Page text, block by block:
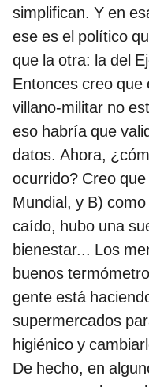
simplifican. Y en
ese es el político
que la otra: la del
Entonces creo que
villano-militar no
eso habría que
datos. Ahora,
ocurrido? Creo
Mundial, y B)
caído, hubo una
bienestar... Los
buenos
gente está
supermercados
higiénico y
De hecho, en